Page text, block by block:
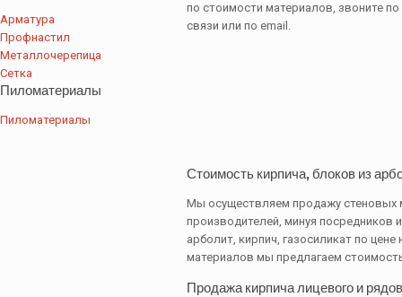
по стоимости материалов, звоните
связи или по email.
Стоимость кирпича, блоков из
Мы осуществляем продажу стеновых
производителей, минуя посредников
арболит, кирпич, газосиликат по
материалов мы предлагаем
Продажа кирпича лицевого и
Арматура
Профнастил
Металлочерепица
Сетка
Пиломатериалы
Пиломатериалы